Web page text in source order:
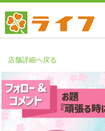
店舗・チラ
ライフのオ
店舗詳細へ戻る